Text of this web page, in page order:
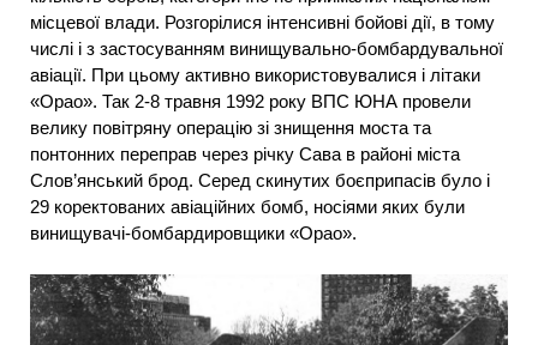
місцевої влади. Розгорілися інтенсивні бойові дії, в тому
числі і з застосуванням винищувально-бомбардувальної
авіації. При цьому активно використовувалися і літаки
«Орао». Так 2-8 травня 1992 року ВПС ЮНА провели
велику повітряну операцію зі знищення моста та
понтонних переправ через річку Сава в районі міста
Слов’янський брод. Серед скинутих боєприпасів було і
29 коректованих авіаційних бомб, носіями яких були
винищувачі-бомбардировщики «Орао».